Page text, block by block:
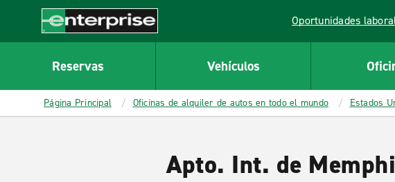
CONTENT
Enterprise
Oportunidades
Link opens in a new
Reservas Vehículos
Página Principal Oficinas de alquiler de autos en todo el mundo Estados
Apto. Int. de